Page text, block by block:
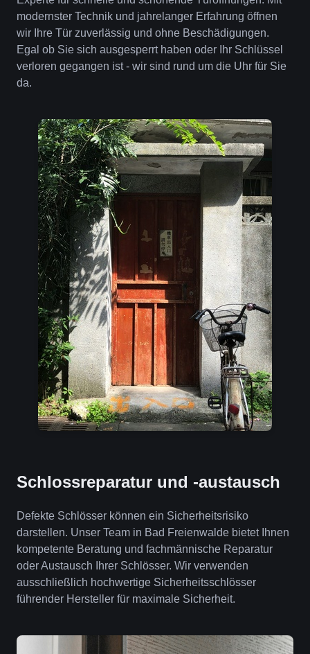
modernster Technik und jahrelanger Erfahrung öffnen
wir Ihre Tür zuverlässig und ohne Beschädigungen.
Egal ob Sie sich ausgesperrt haben oder Ihr Schlüssel
verloren gegangen ist - wir sind rund um die Uhr für Sie
da.
Schlossreparatur und -austausch
Defekte Schlösser können ein Sicherheitsrisiko
darstellen. Unser Team in Bad Freienwalde bietet Ihnen
kompetente Beratung und fachmännische Reparatur
oder Austausch Ihrer Schlösser. Wir verwenden
ausschließlich hochwertige Sicherheitsschlösser
führender Hersteller für maximale Sicherheit.